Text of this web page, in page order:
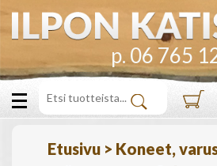
p. 06 765
Etusivu > Koneet,